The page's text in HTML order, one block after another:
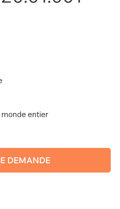
monde entier
DEMANDE